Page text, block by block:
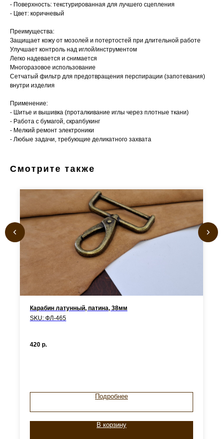
- Поверхность: текстурированная для лучшего сцепления
- Цвет: коричневый
Преимущества:
Защищает кожу от мозолей и потертостей при длительной работе
Улучшает контроль над иглой/инструментом
Легко надевается и снимается
Многоразовое использование
Сетчатый фильтр для предотвращения перспирации (запотевания)
внутри изделия
Применение:
- Шитье и вышивка (проталкивание иглы через плотные ткани)
- Работа с бумагой, скрапбукинг
- Мелкий ремонт электроники
- Любые задачи, требующие деликатного захвата
Смотрите также
Карабин латунный, патина, 38мм
SKU: ФЛ-465
420 р.
Подробнее
В корзину